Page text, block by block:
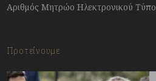
Αριθμός Μητρώο Ηλεκτρονικού
Προτείνουμε